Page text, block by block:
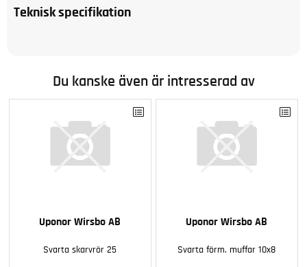
Teknisk specifikation
Du kanske även är intresserad av
Uponor Wirsbo AB
Svarta skarvrör 25
Uponor Wirsbo AB
Svarta förm. muffar 10x8